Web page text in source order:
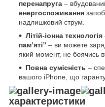
перенапруга –
енергоспоживання
надлишковий струм.
Літій-іонна технологія
пам’яті” – ви можете
який момент, не боячись
Повна сумісність –
вашого iPhone, що
характеристики